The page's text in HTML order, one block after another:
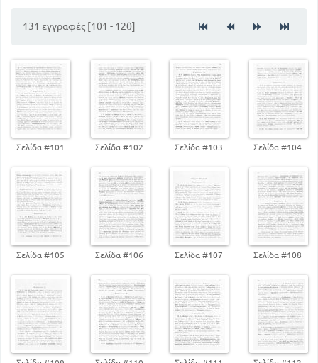
131 εγγραφές [101 - 120]
Σελίδα #101 Σελίδα #102 Σελίδα #103 Σελίδα #104
Σελίδα #105 Σελίδα #106 Σελίδα #107 Σελίδα #108